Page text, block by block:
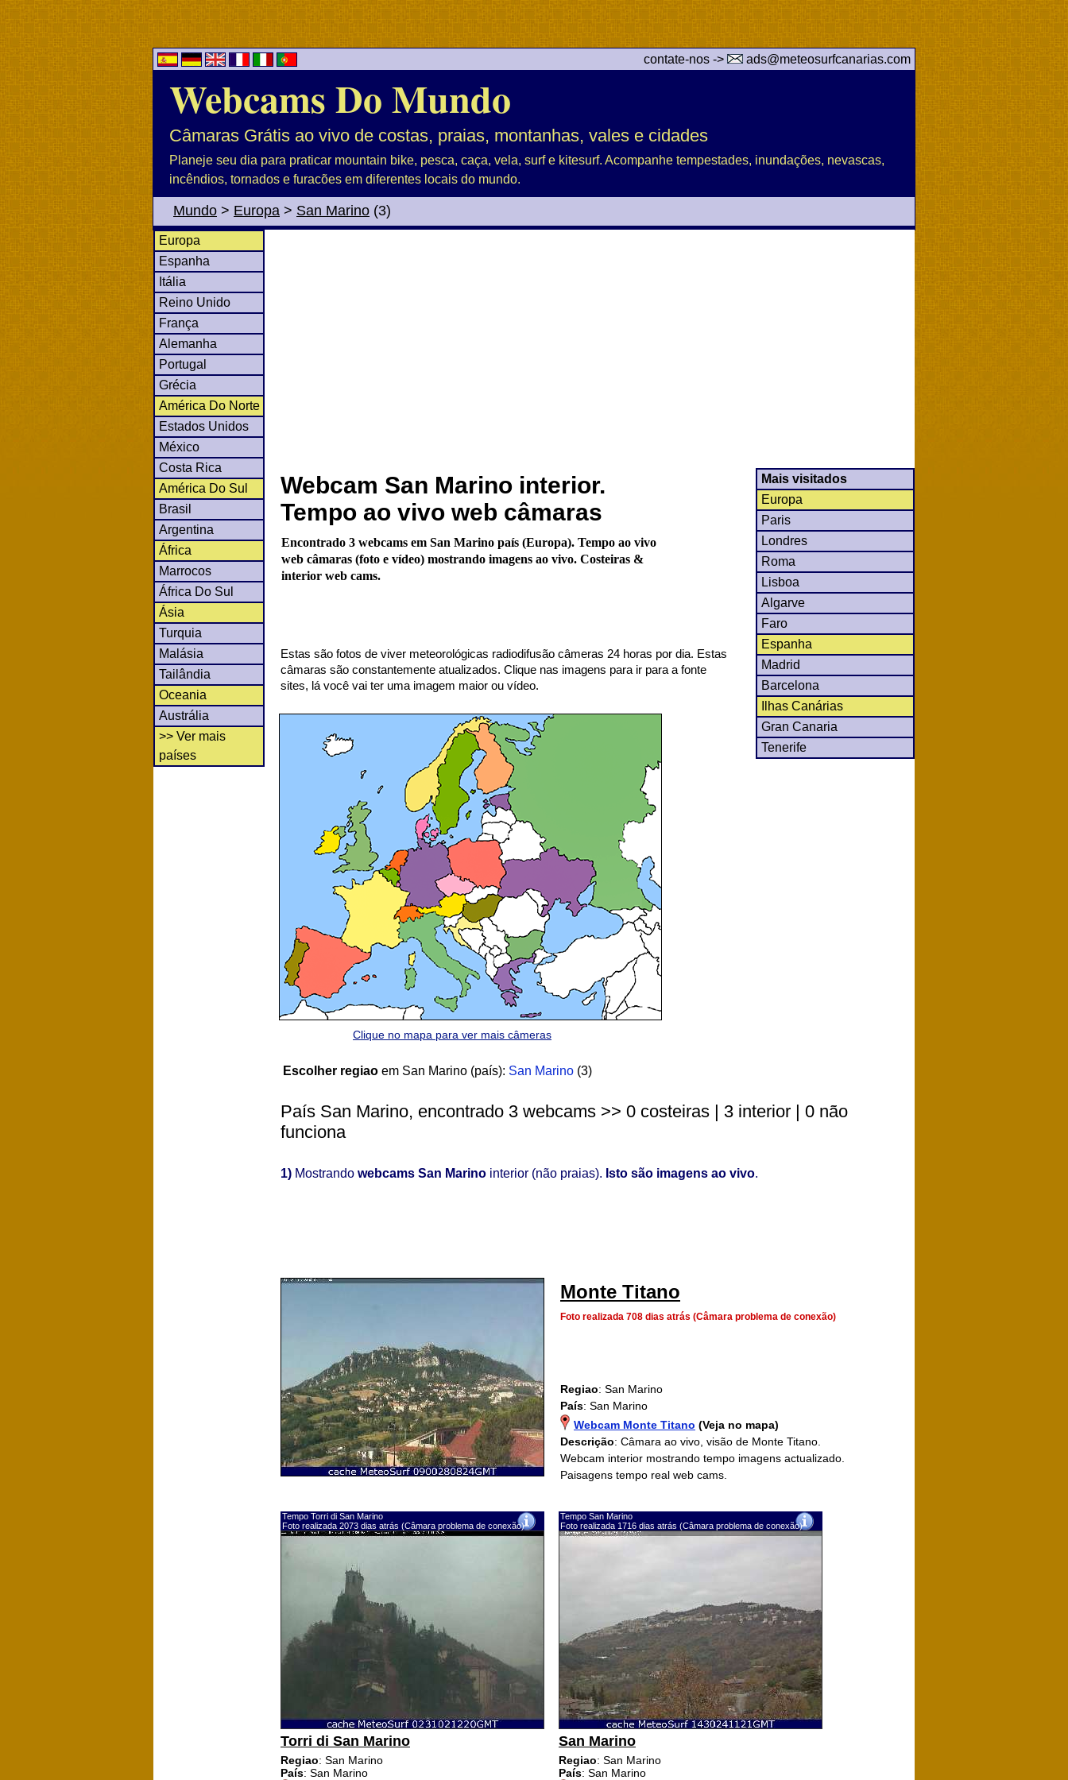
contate-nos -> ads@meteosurfcanarias.com
Webcams Do Mundo
Câmaras Grátis ao vivo de costas, praias, montanhas, vales e cidades
Planeje seu dia para praticar mountain bike, pesca, caça, vela, surf e kitesurf. Acompanhe tempestades, inundações, nevascas,
incêndios, tornados e furacões em diferentes locais do mundo.
Mundo > Europa > San Marino (3)
Europa
Espanha
Itália
Reino Unido
França
Alemanha
Portugal
Grécia
América Do Norte
Estados Unidos
México
Costa Rica
América Do Sul
Brasil
Argentina
África
Marrocos
África Do Sul
Ásia
Turquia
Malásia
Tailândia
Oceania
Austrália
>> Ver mais
países
Webcam San Marino interior.
Tempo ao vivo web câmaras
Encontrado 3 webcams em San Marino país (Europa). Tempo ao vivo
web câmaras (foto e vídeo) mostrando imagens ao vivo. Costeiras &
interior web cams.
Estas são fotos de viver meteorológicas radiodifusão câmeras 24 horas por dia. Estas
câmaras são constantemente atualizados. Clique nas imagens para ir para a fonte
sites, lá você vai ter uma imagem maior ou vídeo.
Clique no mapa para ver mais câmeras
Mais visitados
Europa
Paris
Londres
Roma
Lisboa
Algarve
Faro
Espanha
Madrid
Barcelona
Ilhas Canárias
Gran Canaria
Tenerife
Escolher regiao em San Marino (país): San Marino (3)
País San Marino, encontrado 3 webcams >> 0 costeiras | 3 interior | 0 não
funciona
1) Mostrando webcams San Marino interior (não praias). Isto são imagens ao vivo.
Monte Titano
Foto realizada 708 dias atrás (Câmara problema de conexão)
Regiao: San Marino
País: San Marino
Webcam Monte Titano (Veja no mapa)
Descrição: Câmara ao vivo, visão de Monte Titano.
Webcam interior mostrando tempo imagens actualizado.
Paisagens tempo real web cams.
Tempo Torri di San Marino
Foto realizada 2073 dias atrás (Câmara problema de conexão)
Torri di San Marino
Regiao: San Marino
País: San Marino
Tempo San Marino
Foto realizada 1716 dias atrás (Câmara problema de conexão)
San Marino
Regiao: San Marino
País: San Marino